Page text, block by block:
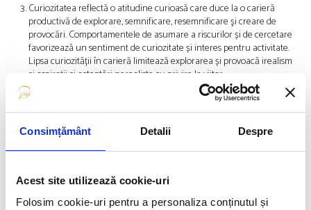
Consimțământ Detalii Despre
Acest site utilizează cookie-uri
Folosim cookie-uri pentru a personaliza conținutul și
Curiozitatea reflectă o atitudine curioasă care duce la o carieră
productivă de explorare, semnificare, resemnificare şi creare de
provocări. Comportamentele de asumare a riscurilor și de cercetare
favorizează un sentiment de curiozitate și interes pentru activitate.
Lipsa curiozității în carieră limitează explorarea și provoacă irealism
și aspirații și așteptări nerealiste cu privire la viitor.
Încrederea se ocupă de dobândirea capacității de rezolvare a
problemelor și auto-eficacitate. Implică o atitudine eficientă și o
printre obstacolele care apar în calea construirii viitorului.
Persistența și hărnicia în comportament alimentează un sentiment
încredere în carieră duce la inhibare, conștiință de sine și blocaje în
abordarea viitorului.